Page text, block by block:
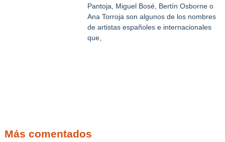
Pantoja, Miguel Bosé, Bertín Osborne o
Ana Torroja son algunos de los nombres
de artistas españoles e internacionales
que,
Más comentados